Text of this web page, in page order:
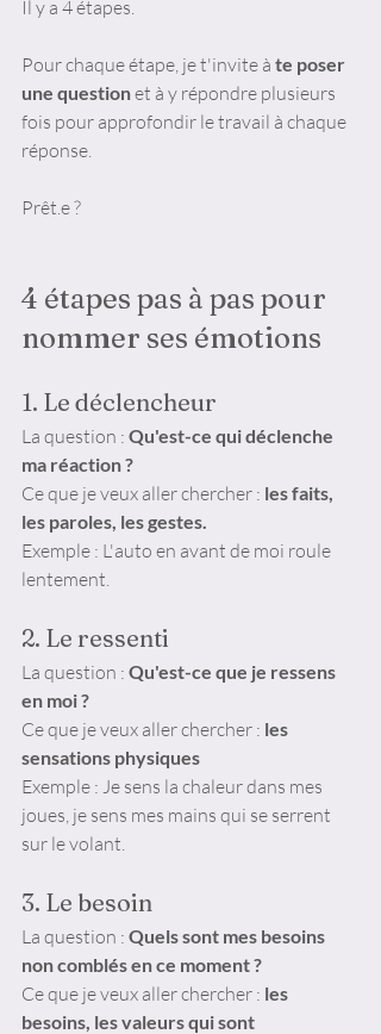
Il y a 4 étapes.
Pour chaque étape, je t'invite à te poser
une question et à y répondre plusieurs
fois pour approfondir le travail à chaque
réponse.
Prêt.e ?
4 étapes pas à pas pour
nommer ses émotions
1. Le déclencheur
La question : Qu'est-ce qui déclenche
ma réaction ?
Ce que je veux aller chercher : les faits,
les paroles, les gestes.
Exemple : L'auto en avant de moi roule
lentement.
2. Le ressenti
La question : Qu'est-ce que je ressens
en moi ?
Ce que je veux aller chercher : les
sensations physiques
Exemple : Je sens la chaleur dans mes
joues, je sens mes mains qui se serrent
sur le volant.
3. Le besoin
La question : Quels sont mes besoins
non comblés en ce moment ?
Ce que je veux aller chercher : les
besoins, les valeurs qui sont